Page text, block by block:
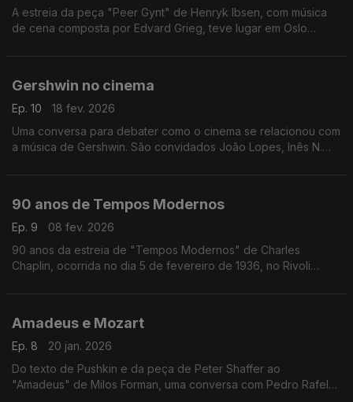
A estreia da peça "Peer Gynt" de Henryk Ibsen, com música
de cena composta por Edvard Grieg, teve lugar em Oslo
Gershwin no cinema
Ep. 10
18 fev. 2026
Uma conversa para debater como o cinema se relacionou com
a música de Gershwin. São convidados João Lopes, Inês N.
90 anos de Tempos Modernos
Ep. 9
08 fev. 2026
90 anos da estreia de "Tempos Modernos" de Charles
Chaplin, ocorrida no dia 5 de fevereiro de 1936, no Rivoli
Amadeus e Mozart
Ep. 8
20 jan. 2026
Do texto de Pushkin e da peça de Peter Shaffer ao
"Amadeus" de Milos Forman, uma conversa com Pedro Rafel